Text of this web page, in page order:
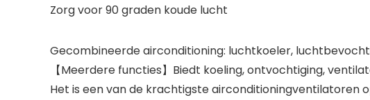
Zorg voor 90 graden koude lucht
Gecombineerde airconditioning: luchtkoeler,
【Meerdere functies】Biedt koeling, ontvochtiging,
Het is een van de krachtigste airconditioningventilatoren